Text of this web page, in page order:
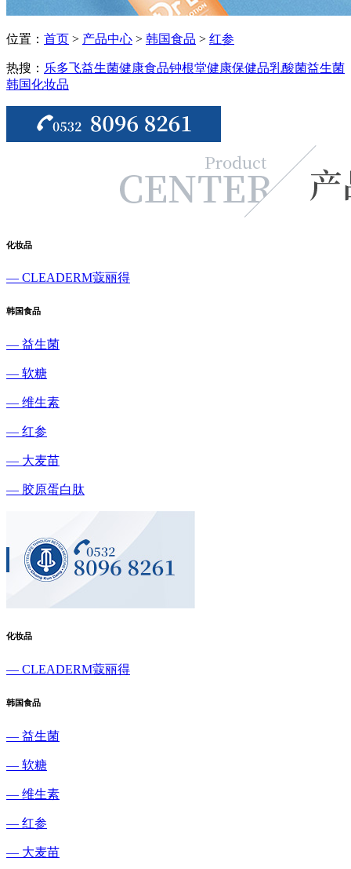
位置： 首页 > 产品中心 > 韩国食品 > 红参
热搜： 乐多飞益生菌健康食品钟根堂健康保健品乳酸菌益生菌
韩国化妆品
化妆品
— CLEADERM蔻丽得
韩国食品
— 益生菌
— 软糖
— 维生素
— 红参
— 大麦苗
— 胶原蛋白肽
化妆品
— CLEADERM蔻丽得
韩国食品
— 益生菌
— 软糖
— 维生素
— 红参
— 大麦苗